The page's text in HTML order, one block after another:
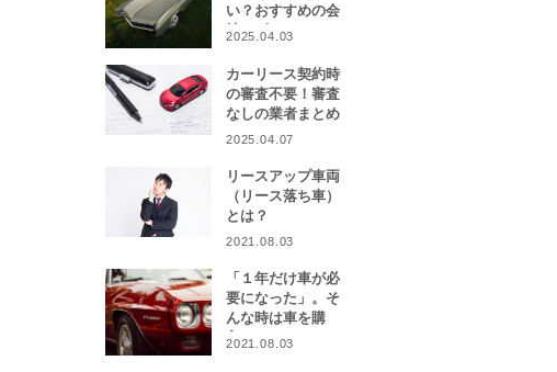
い？おすすめの会
社をピックアッ
2025.04.03
カーリース契約時
の審査不要！審査
なしの業者まとめ
2025.04.07
リースアップ車両
（リース落ち車）
とは？
2021.08.03
「１年だけ車が必
要になった」。そ
んな時は車を購
入？カーリース？
2021.08.03